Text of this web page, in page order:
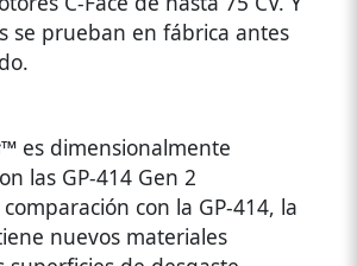
se prueban en fábrica antes
es dimensionalmente
las GP-414 Gen 2
con la GP-414, la
nuevos materiales